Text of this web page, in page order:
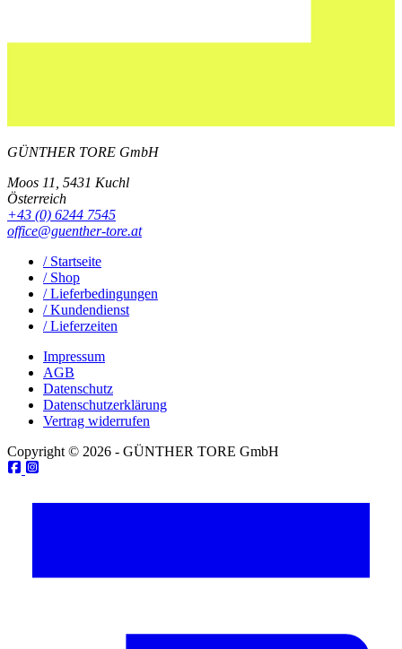
GÜNTHER TORE GmbH
Moos 11, 5431 Kuchl
Österreich
+43 (0) 6244 7545
office@guenther-tore.at
/ Startseite
/ Shop
/ Lieferbedingungen
/ Kundendienst
/ Lieferzeiten
Impressum
AGB
Datenschutz
Datenschutzerklärung
Vertrag widerrufen
Copyright © 2026 - GÜNTHER TORE GmbH